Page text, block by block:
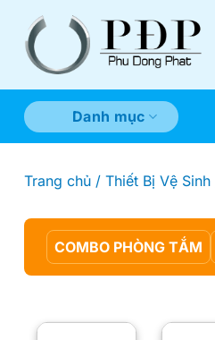
Danh mục
Trang chủ / Thiết Bị Vệ Sinh
COMBO PHÒNG TẮM